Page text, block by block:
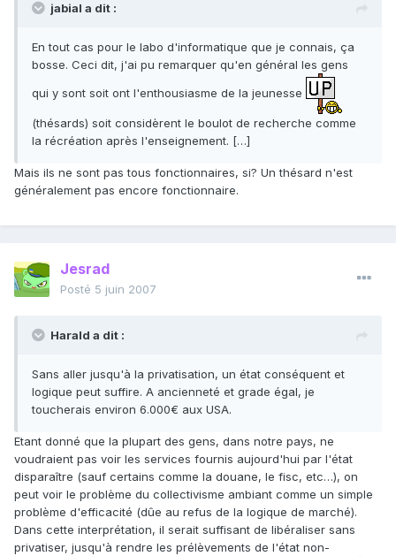
jabial a dit :
En tout cas pour le labo d'informatique que je connais, ça
bosse. Ceci dit, j'ai pu remarquer qu'en général les gens
qui y sont soit ont l'enthousiasme de la jeunesse
(thésards) soit considèrent le boulot de recherche comme
la récréation après l'enseignement. […]
Mais ils ne sont pas tous fonctionnaires, si? Un thésard n'est
généralement pas encore fonctionnaire.
Jesrad
Posté 5 juin 2007
Harald a dit :
Sans aller jusqu'à la privatisation, un état conséquent et
logique peut suffire. A ancienneté et grade égal, je
toucherais environ 6.000€ aux USA.
Etant donné que la plupart des gens, dans notre pays, ne
voudraient pas voir les services fournis aujourd'hui par l'état
disparaître (sauf certains comme la douane, le fisc, etc…), on
peut voir le problème du collectivisme ambiant comme un simple
problème d'efficacité (dûe au refus de la logique de marché).
Dans cette interprétation, il serait suffisant de libéraliser sans
privatiser, jusqu'à rendre les prélèvements de l'état non-